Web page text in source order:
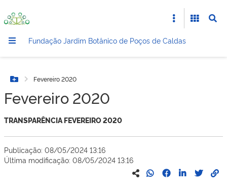
Fundação Jardim Botânico de Poços de Caldas
Botão Menu
Fevereiro 2020
Fevereiro 2020
TRANSPARÊNCIA FEVEREIRO 2020
Publicação: 08/05/2024 13:16
Última modificação: 08/05/2024 13:16